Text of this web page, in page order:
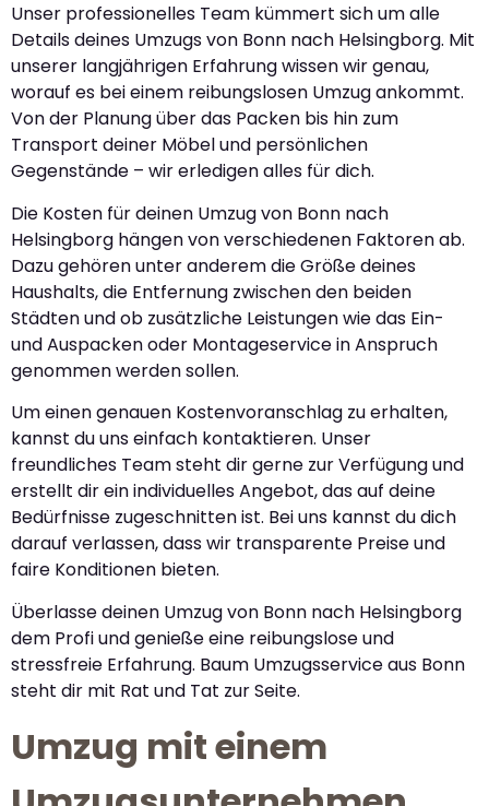
Unser professionelles Team kümmert sich um alle
Details deines Umzugs von Bonn nach Helsingborg. Mit
unserer langjährigen Erfahrung wissen wir genau,
worauf es bei einem reibungslosen Umzug ankommt.
Von der Planung über das Packen bis hin zum
Transport deiner Möbel und persönlichen
Gegenstände – wir erledigen alles für dich.
Die Kosten für deinen Umzug von Bonn nach
Helsingborg hängen von verschiedenen Faktoren ab.
Dazu gehören unter anderem die Größe deines
Haushalts, die Entfernung zwischen den beiden
Städten und ob zusätzliche Leistungen wie das Ein-
und Auspacken oder Montageservice in Anspruch
genommen werden sollen.
Um einen genauen Kostenvoranschlag zu erhalten,
kannst du uns einfach kontaktieren. Unser
freundliches Team steht dir gerne zur Verfügung und
erstellt dir ein individuelles Angebot, das auf deine
Bedürfnisse zugeschnitten ist. Bei uns kannst du dich
darauf verlassen, dass wir transparente Preise und
faire Konditionen bieten.
Überlasse deinen Umzug von Bonn nach Helsingborg
dem Profi und genieße eine reibungslose und
stressfreie Erfahrung. Baum Umzugsservice aus Bonn
steht dir mit Rat und Tat zur Seite.
Umzug mit einem